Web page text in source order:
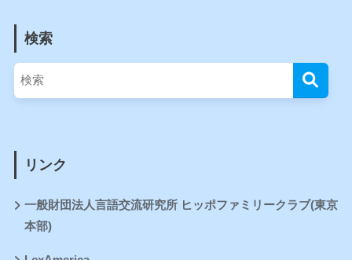
検索
リンク
一般財団法人言語交流研究所 ヒッポファミリークラブ(東京
本部)